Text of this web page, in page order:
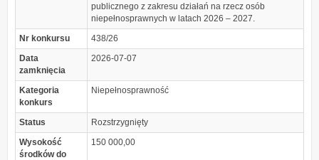
publicznego z zakresu działań na rzecz osób
niepełnosprawnych w latach 2026 – 2027.
Nr konkursu
438/26
Data
zamknięcia
2026-07-07
Kategoria
konkurs
Niepełnosprawność
Status
Rozstrzygnięty
Wysokość
środków do
150 000,00